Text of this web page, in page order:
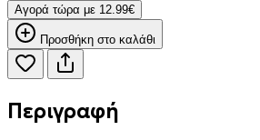
Aγορά τώρα με 12.99€
Προσθήκη στο καλάθι
Περιγραφή